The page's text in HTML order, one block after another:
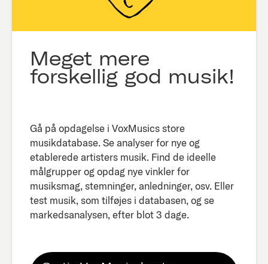
Meget mere
forskellig god musik!
Gå på opdagelse i VoxMusics store
musikdatabase. Se analyser for nye og
etablerede artisters musik. Find de ideelle
målgrupper og opdag nye vinkler for
musiksmag, stemninger, anledninger, osv. Eller
test musik, som tilføjes i databasen, og se
markedsanalysen, efter blot 3 dage.​